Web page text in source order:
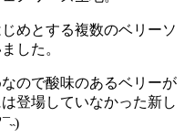
めとする複数のベリーソ
した。
ので酸味のあるベリーが
登場していなかった新し